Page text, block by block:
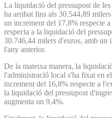
La liquidació del pressupost de
ha arribat fins als 30.544,89
un increment del 17,8% respecte
respecta a la liquidació del
30.746,44 milers d'euros, amb un
l'any anterior.
De la mateixa manera, la
l'administració local s'ha fixat en
increment del 16,8% respecte a
la liquidació del pressupost
augmenta un 9,4%.